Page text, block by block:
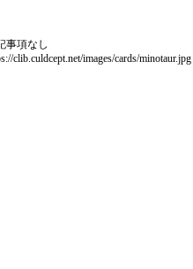
事項なし
clib.culdcept.net/images/cards/minotaur.jpg